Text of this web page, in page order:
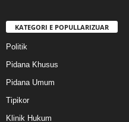
KATEGORI E POPULLARIZUAR
Politik
Pidana Khusus
Pidana Umum
Tipikor
Klinik Hukum